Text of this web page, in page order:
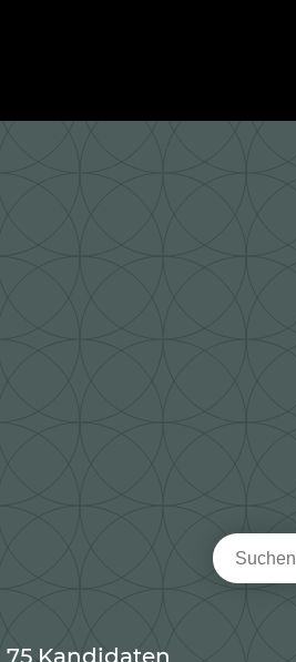
75 Kandidaten